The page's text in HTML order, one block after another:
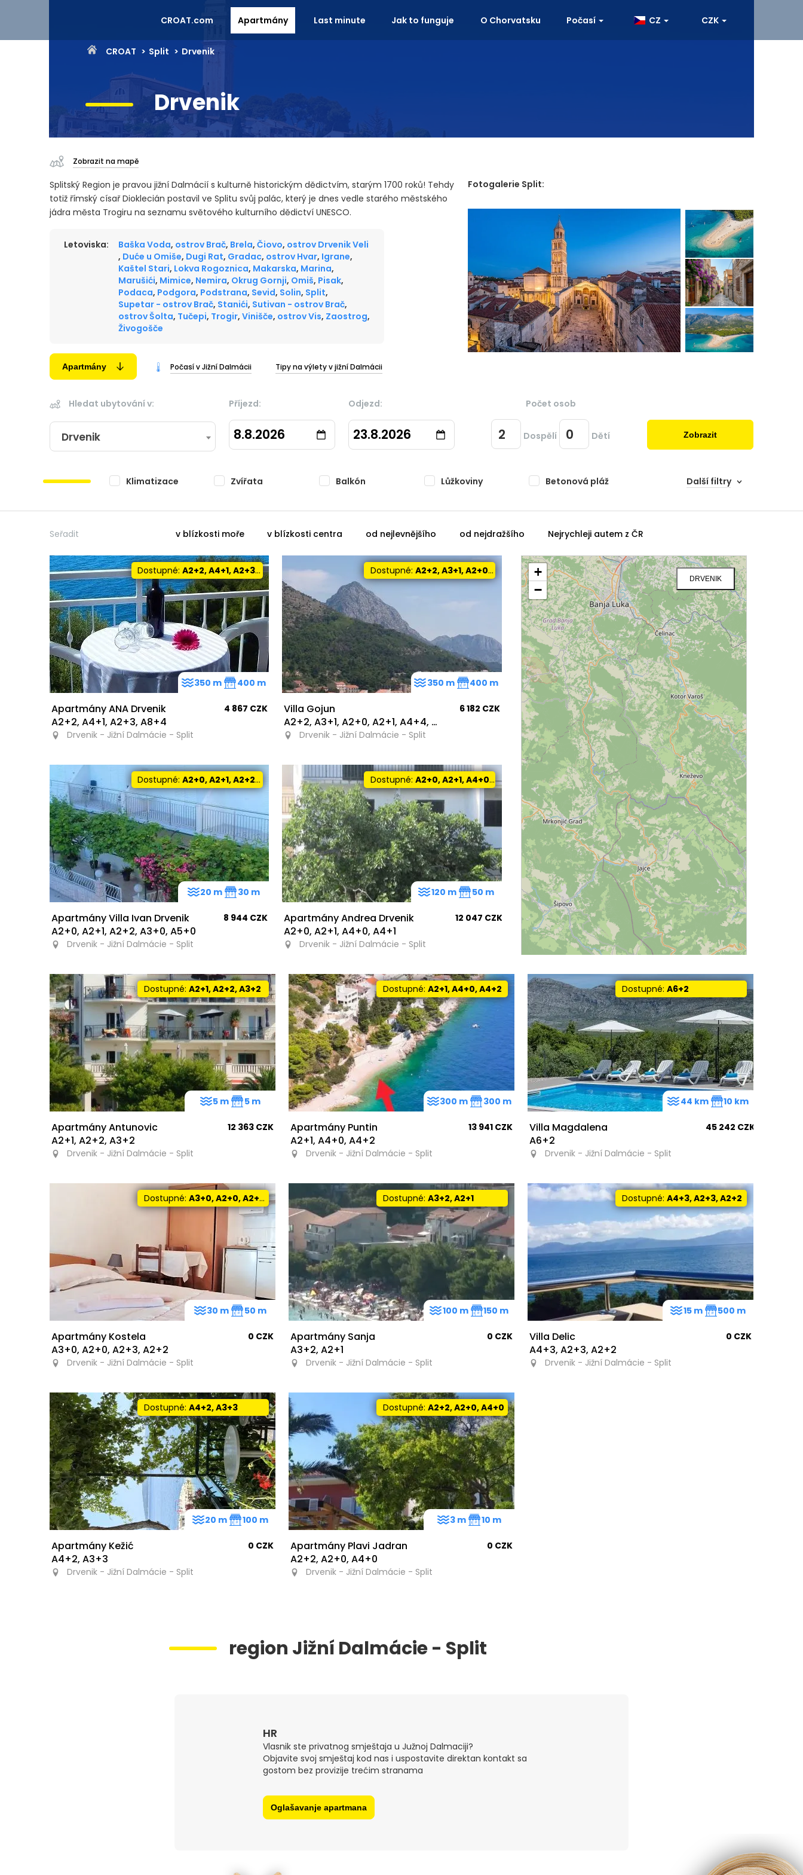
CROAT.com Apartmány Last minute Jak to funguje O Chorvatsku Počasí CZ CZK
CROAT Split Drvenik
Drvenik
Zobrazit na mapě
Splitský Region je pravou jižní Dalmácií s kulturně historickým dědictvím, starým 1700 roků! Tehdy
totiž římský císař Dioklecián postavil ve Splitu svůj palác, který je dnes vedle starého městského
jádra města Trogiru na seznamu světového kulturního dědictví UNESCO.
Letoviska: Baška Voda, ostrov Brač, Brela, Čiovo, ostrov Drvenik Veli
, Duće u Omiše, Dugi Rat, Gradac, ostrov Hvar, Igrane,
Kaštel Stari, Lokva Rogoznica, Makarska, Marina,
Marušići, Mimice, Nemira, Okrug Gornji, Omiš, Pisak,
Podaca, Podgora, Podstrana, Sevid, Solin, Split,
Supetar - ostrov Brač, Stanići, Sutivan - ostrov Brač,
ostrov Šolta, Tučepi, Trogir, Vinišče, ostrov Vis, Zaostrog,
Živogošče
Apartmány Počasí v Jižní Dalmácii Tipy na výlety v jižní Dalmácii
Fotogalerie Split:
Hledat ubytování v:
Drvenik
Příjezd:
8.8.2026
Odjezd:
23.8.2026
Počet osob
Dospělí Dětí Zobrazit
Klimatizace Zvířata Balkón Lůžkoviny Betonová pláž Další filtry
Seřadit v blízkosti moře v blízkosti centra od nejlevnějšího od nejdražšího Nejrychleji autem z ČR
+
−
DRVENIK
Dostupné:A2+2, A4+1, A2+3, A8+4
Apartmány ANA Drvenik
A2+2, A4+1, A2+3, A8+4
4 867 CZK
Drvenik - Jižní Dalmácie - Split
350 m 400 m
Dostupné: A2+2, A3+1, A2+0, A2+1, A4+4, A7+2
Villa Gojun
A2+2, A3+1, A2+0, A2+1, A4+4, A7+2
6 182 CZK
Drvenik - Jižní Dalmácie - Split
350 m 400 m
Dostupné:A2+0, A2+1, A2+2, A3+0, A5+0
Apartmány Villa Ivan Drvenik
A2+0, A2+1, A2+2, A3+0, A5+0
8 944 CZK
Drvenik - Jižní Dalmácie - Split
20 m 30 m
Dostupné: A2+0, A2+1, A4+0, A4+1
Apartmány Andrea Drvenik
A2+0, A2+1, A4+0, A4+1
12 047 CZK
Drvenik - Jižní Dalmácie - Split
120 m 50 m
Dostupné:A2+1, A2+2, A3+2
Apartmány Antunovic
A2+1, A2+2, A3+2
12 363 CZK
Drvenik - Jižní Dalmácie - Split
5 m 5 m
Dostupné:A2+1, A4+0, A4+2
Apartmány Puntin
A2+1, A4+0, A4+2
13 941 CZK
Drvenik - Jižní Dalmácie - Split
300 m 300 m
Dostupné:A6+2
Villa Magdalena
A6+2
45 242 CZK
Drvenik - Jižní Dalmácie - Split
44 km 10 km
Dostupné:A3+0, A2+0, A2+3, A2+2
Apartmány Kostela
A3+0, A2+0, A2+3, A2+2
0 CZK
Drvenik - Jižní Dalmácie - Split
30 m 50 m
Dostupné:A3+2, A2+1
Apartmány Sanja
A3+2, A2+1
0 CZK
Drvenik - Jižní Dalmácie - Split
100 m 150 m
Dostupné:A4+3, A2+3, A2+2
Villa Delic
A4+3, A2+3, A2+2
0 CZK
Drvenik - Jižní Dalmácie - Split
15 m 500 m
Dostupné:A4+2, A3+3
Apartmány Kežić
A4+2, A3+3
0 CZK
Drvenik - Jižní Dalmácie - Split
20 m 100 m
Dostupné:A2+2, A2+0, A4+0
Apartmány Plavi Jadran
A2+2, A2+0, A4+0
0 CZK
Drvenik - Jižní Dalmácie - Split
3 m 10 m
region Jižní Dalmácie - Split
HR
Vlasnik ste privatnog smještaja u Južnoj Dalmaciji?
Objavite svoj smještaj kod nas i uspostavite direktan kontakt sa
gostom bez provizije trećim stranama
Oglašavanje apartmana